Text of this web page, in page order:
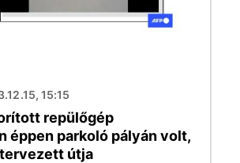
15:15
repülőgép
éppen parkoló pályán volt,
útja